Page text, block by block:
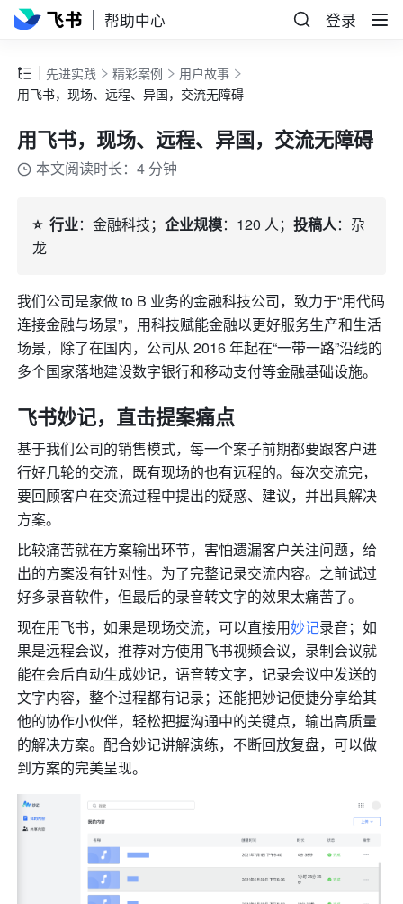
帮助中心 登录
先进实践 精彩案例
用户故事
用飞书，现场、远程、异国，交流无障碍
用飞书，现场、远程、异国，交流无障碍
本文阅读时长：4 分钟
⭐️  行业：金融科技；企业规模：120 人；投稿人：尕
龙
我们公司是家做 to B 业务的金融科技公司，致力于“用代码
连接金融与场景”，用科技赋能金融以更好服务生产和生活
场景，除了在国内，公司从 2016 年起在“一带一路”沿线的
多个国家落地建设数字银行和移动支付等金融基础设施。
飞书妙记，直击提案痛点
基于我们公司的销售模式，每一个案子前期都要跟客户进
行好几轮的交流，既有现场的也有远程的。每次交流完，
要回顾客户在交流过程中提出的疑惑、建议，并出具解决
方案。
比较痛苦就在方案输出环节，害怕遗漏客户关注问题，给
出的方案没有针对性。为了完整记录交流内容。之前试过
好多录音软件，但最后的录音转文字的效果太痛苦了。
现在用飞书，如果是现场交流，可以直接用妙记录音；如
果是远程会议，推荐对方使用飞书视频会议，录制会议就
能在会后自动生成妙记，语音转文字，记录会议中发送的
文字内容，整个过程都有记录；还能把妙记便捷分享给其
他的协作小伙伴，轻松把握沟通中的关键点，输出高质量
的解决方案。配合妙记讲解演练，不断回放复盘，可以做
到方案的完美呈现。